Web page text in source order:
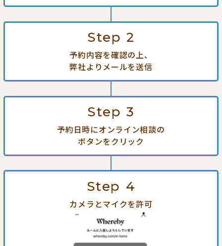
Step 2
予約内容を確認の上、
弊社よりメールを送信
Step 3
予約日時にオンライン相談の
ボタンをクリック
Step 4
カメラとマイクを許可